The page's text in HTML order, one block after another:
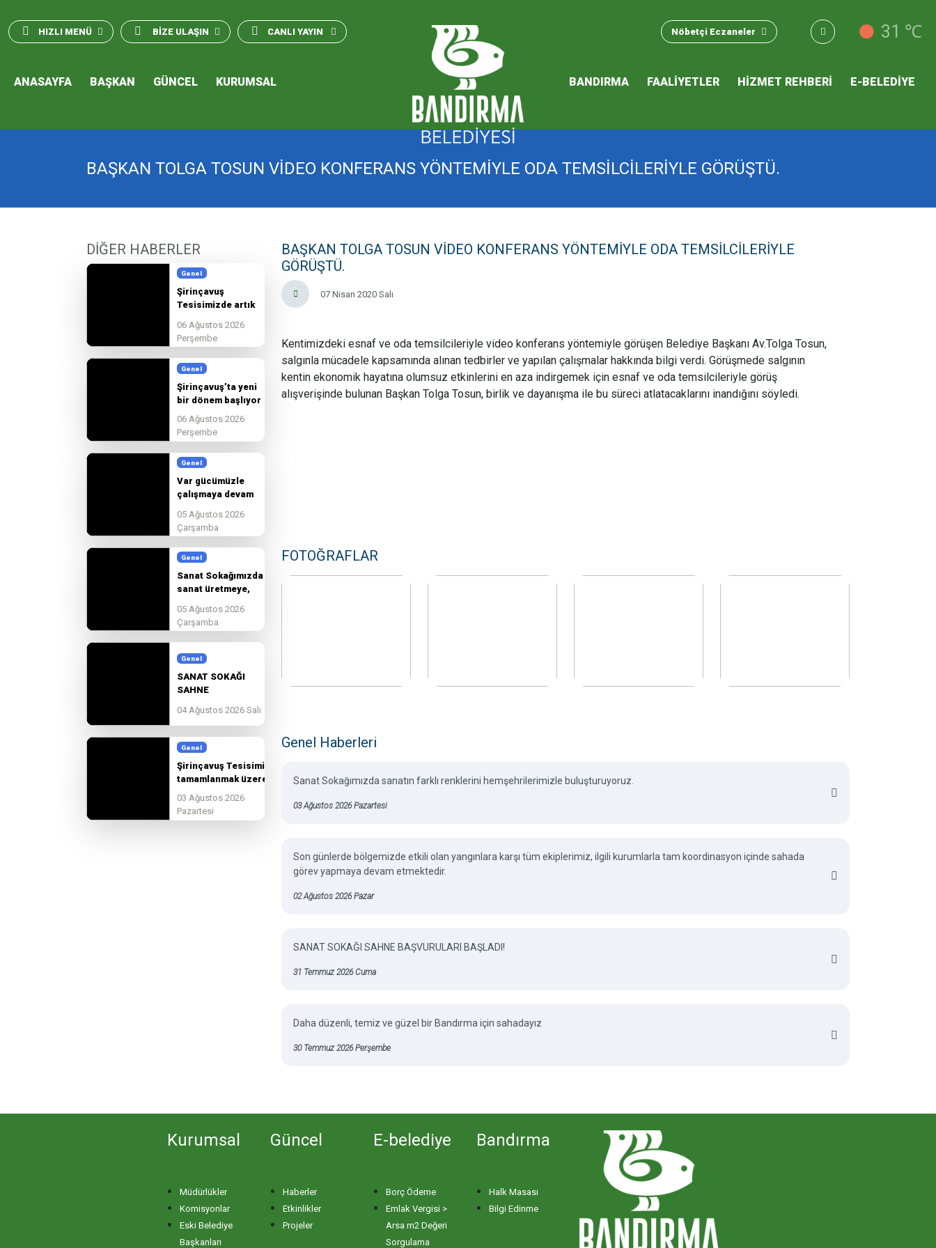
HIZLI MENÜ BİZE ULAŞIN CANLI YAYIN Nöbetçi Eczaneler 31 ℃
ANASAYFA BAŞKAN GÜNCEL KURUMSAL
2026 Performans Programı
BANDIRMA FAALİYETLER HİZMET REHBERİ E-BELEDİYE
​​​​​​​BAŞKAN TOLGA TOSUN VİDEO KONFERANS YÖNTEMİYLE ODA TEMSİLCİLERİYLE GÖRÜŞTÜ.
DİĞER HABERLER
Genel
Şirinçavuş
Tesisimizde artık
tamamlıyoruz
06 Ağustos 2026
Perşembe
Genel
Şirinçavuş’ta yeni
bir dönem başlıyor
06 Ağustos 2026
Perşembe
Genel
Var gücümüzle
çalışmaya devam
05 Ağustos 2026
Çarşamba
Genel
Sanat Sokağımızda
sanat üretmeye,
birlikte
güzelleşmeye devam
ediyoruz.
05 Ağustos 2026
Çarşamba
Genel
SANAT SOKAĞI
SAHNE
BAŞLADI!
04 Ağustos 2026 Salı
Genel
Şirinçavuş Tesisimiz
tamamlanmak üzere.
03 Ağustos 2026
Pazartesi
​​​​​​​BAŞKAN TOLGA TOSUN VİDEO KONFERANS YÖNTEMİYLE ODA TEMSİLCİLERİYLE
GÖRÜŞTÜ.
07 Nisan 2020 Salı
Kentimizdeki esnaf ve oda temsilcileriyle video konferans yöntemiyle görüşen Belediye Başkanı Av.Tolga Tosun,
salgınla mücadele kapsamında alınan tedbirler ve yapılan çalışmalar hakkında bilgi verdi. Görüşmede salgının
kentin ekonomik hayatına olumsuz etkinlerini en aza indirgemek için esnaf ve oda temsilcileriyle görüş
alışverişinde bulunan Başkan Tolga Tosun, birlik ve dayanışma ile bu süreci atlatacaklarını inandığını söyledi.
FOTOĞRAFLAR
Genel Haberleri
Sanat Sokağımızda sanatın farklı renklerini hemşehrilerimizle buluşturuyoruz.
03 Ağustos 2026 Pazartesi
Son günlerde bölgemizde etkili olan yangınlara karşı tüm ekiplerimiz, ilgili kurumlarla tam koordinasyon içinde sahada
görev yapmaya devam etmektedir.
02 Ağustos 2026 Pazar
SANAT SOKAĞI SAHNE BAŞVURULARI BAŞLADI!
31 Temmuz 2026 Cuma
Daha düzenli, temiz ve güzel bir Bandırma için sahadayız
30 Temmuz 2026 Perşembe
Kurumsal
Müdürlükler
Komisyonlar
Eski Belediye
Başkanları
Güncel
Haberler
Etkinlikler
Projeler
E-belediye
Borç Ödeme
Emlak Vergisi >
Arsa m2 Değeri
Sorgulama
Bandırma
Halk Masası
Bilgi Edinme